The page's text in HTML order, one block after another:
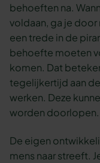
behoeften na.
voldaan, ga je door
een trede in de
behoefte moeten
komen. Dat
tegelijkertijd aan
werken. Deze
worden doorlopen.
De eigen
mens naar streeft.